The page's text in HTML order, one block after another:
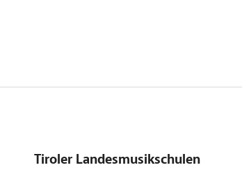
Tiroler Landesmusikschulen